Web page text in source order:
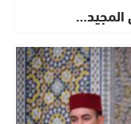
المجيد…